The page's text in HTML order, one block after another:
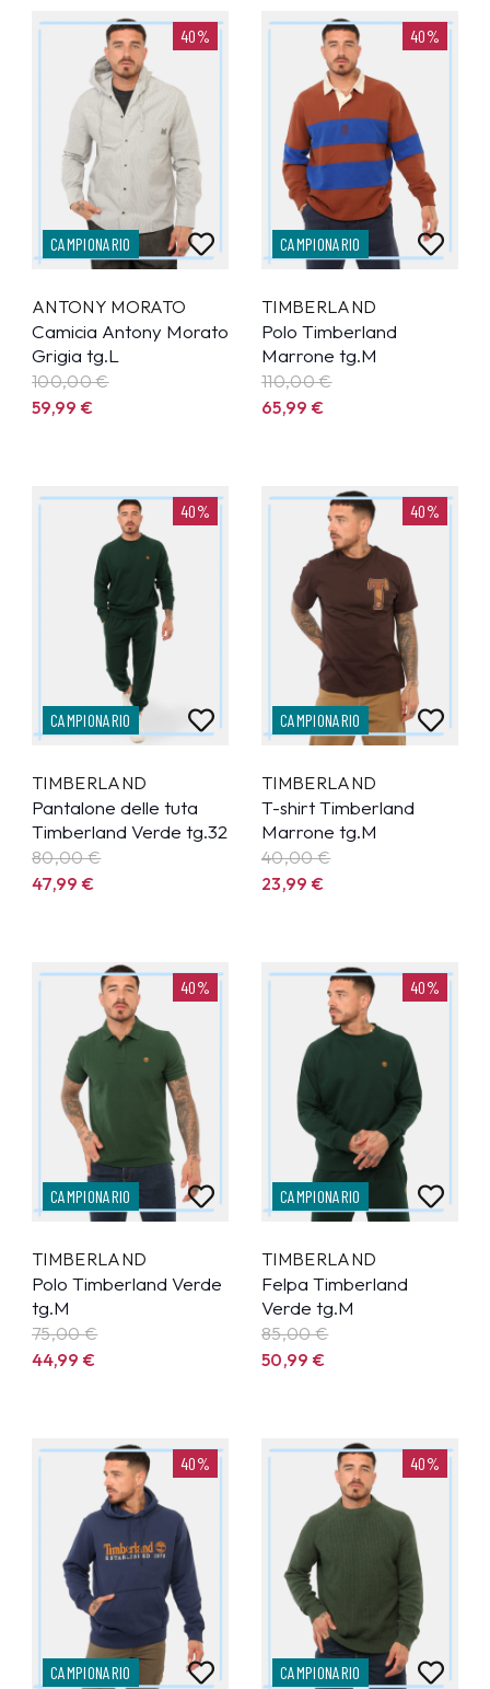
40%
CAMPIONARIO
ANTONY MORATO
Camicia Antony Morato
Grigia tg.L
100,00 €
59,99€
40%
CAMPIONARIO
TIMBERLAND
Polo Timberland
Marrone tg.M
110,00 €
65,99€
40%
CAMPIONARIO
TIMBERLAND
Pantalone delle tuta
Timberland Verde tg.32
80,00 €
47,99€
40%
CAMPIONARIO
TIMBERLAND
T-shirt Timberland
Marrone tg.M
40,00 €
23,99€
40%
CAMPIONARIO
TIMBERLAND
Polo Timberland Verde
tg.M
75,00 €
44,99€
40%
CAMPIONARIO
TIMBERLAND
Felpa Timberland
Verde tg.M
85,00 €
50,99€
40%
CAMPIONARIO
40%
CAMPIONARIO